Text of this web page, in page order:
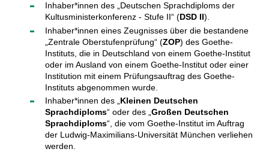
Inhaber*innen des „Deutschen Sprachdiploms der
Kultusministerkonferenz - Stufe II“ (DSD II).
Inhaber*innen eines Zeugnisses über die bestandene
„Zentrale Oberstufenprüfung“ (ZOP) des Goethe-
Instituts, die in Deutschland von einem Goethe-Institut
oder im Ausland von einem Goethe-Institut oder einer
Institution mit einem Prüfungsauftrag des Goethe-
Instituts abgenommen wurde.
Inhaber*innen des „Kleinen Deutschen
Sprachdiploms“ oder des „Großen Deutschen
Sprachdiploms“, die vom Goethe-Institut im Auftrag
der Ludwig-Maximilians-Universität München verliehen
werden.